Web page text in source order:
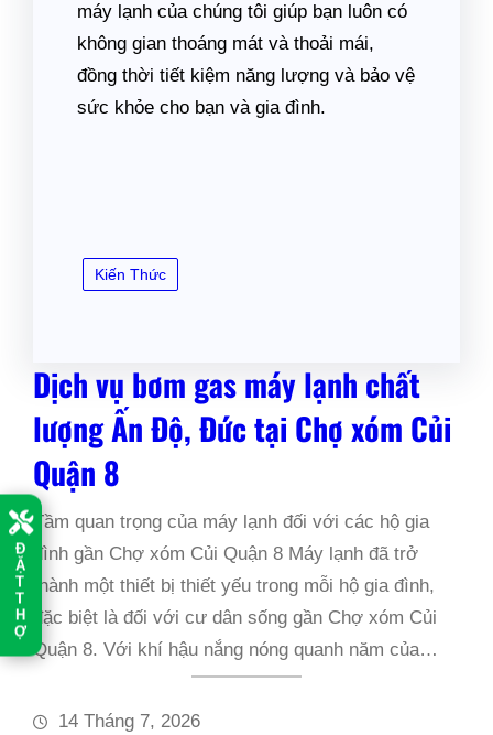
Đ
Ặ
T
T
H
Ợ
máy lạnh của chúng tôi giúp bạn luôn có
không gian thoáng mát và thoải mái,
đồng thời tiết kiệm năng lượng và bảo vệ
sức khỏe cho bạn và gia đình.
Kiến Thức
Dịch vụ bơm gas máy lạnh chất
lượng Ấn Độ, Đức tại Chợ xóm Củi
Quận 8
Tầm quan trọng của máy lạnh đối với các hộ gia
đình gần Chợ xóm Củi Quận 8 Máy lạnh đã trở
thành một thiết bị thiết yếu trong mỗi hộ gia đình,
đặc biệt là đối với cư dân sống gần Chợ xóm Củi
Quận 8. Với khí hậu nắng nóng quanh năm của…
14 Tháng 7, 2026